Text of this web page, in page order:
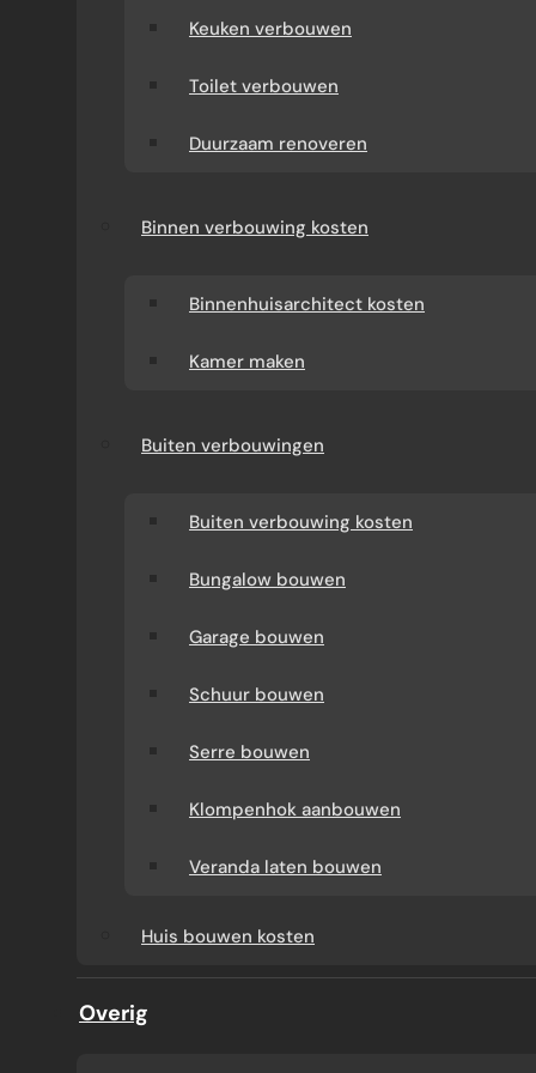
Keuken verbouwen
Toilet verbouwen
Duurzaam renoveren
Binnen verbouwing kosten
Binnenhuisarchitect kosten
Kamer maken
Buiten verbouwingen
Buiten verbouwing kosten
Bungalow bouwen
Garage bouwen
Schuur bouwen
Serre bouwen
Klompenhok aanbouwen
Veranda laten bouwen
Huis bouwen kosten
Overig
WANNEER EXTRA
STEMPELS OF
CONTRABALKEN NODIG